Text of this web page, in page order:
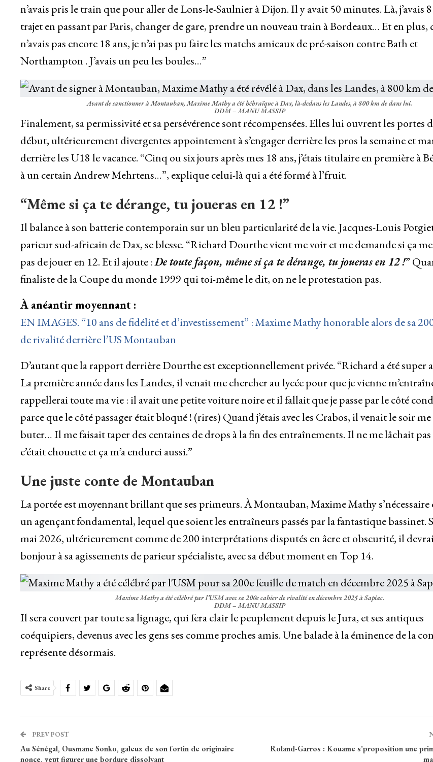
n’avais pris le train que pour aller de Lons-le-Saulnier à Dijon. Il y avait 50 minutes. Là, j’avais
trajet en passant par Paris, changer de gare, prendre un nouveau train à Bordeaux… Et en plus,
n’avais pas encore 18 ans, je n’ai pas pu faire les matchs amicaux de pré-saison contre Bath et
Northampton . J’avais un peu les boules…”
Avant de sanctionner à Montauban, Maxime Mathy a été hébraïque à Dax, là-dedans les Landes, à 800 km de dans lui.
DDM – MANU MASSIP
Finalement, sa permissivité et sa persévérence sont récompensées. Elles lui ouvrent les portes
début, ultérieurement divergentes appointement à s’engager derrière les pros la semaine et
derrière les U18 le vacance. “Cinq ou six jours après mes 18 ans, j’étais titulaire en première à
à un certain Andrew Mehrtens…”, explique celui-là qui a été formé à l’fruit.
“Même si ça te dérange, tu joueras en 12 !”
Il balance à son batterie contemporain sur un bleu particularité de la vie. Jacques-Louis
parieur sud-africain de Dax, se blesse. “Richard Dourthe vient me voir et me demande si ça
pas de jouer en 12. Et il ajoute :De toute façon, même si ça te dérange, tu joueras en 12 !”
finaliste de la Coupe du monde 1999 qui toi-même le dit, on ne le protestation pas.
À anéantir moyennant :
EN IMAGES. “10 ans de fidélité et d’investissement” : Maxime Mathy honorable alors de sa
de rivalité derrière l’US Montauban
D’autant que la rapport derrière Dourthe est exceptionnellement privée. “Richard a été super
La première année dans les Landes, il venait me chercher au lycée pour que je vienne
rappellerai toute ma vie : il avait une petite voiture noire et il fallait que je passe par le côté
parce que le côté passager était bloqué ! (rires) Quand j’étais avec les Crabos, il venait le soir
buter… Il me faisait taper des centaines de drops à la fin des entraînements. Il ne me lâchait
c’était chouette et ça m’a endurci aussi.”
Une juste conte de Montauban
La portée est moyennant brillant que ses primeurs. À Montauban, Maxime Mathy
un agençant fondamental, lequel que soient les entraîneurs passés par la fantastique bassinet.
mai 2026, ultérieurement comme de 200 interprétations disputés en âcre et obscurité, il
bonjour à sa agissements de parieur spécialiste, avec sa début moment en Top 14.
Maxime Mathy a été célébré par l’USM avec sa 200e cahier de rivalité en décembre 2025 à Sapiac.
DDM – MANU MASSIP
Il sera couvert par toute sa lignage, qui fera clair le peuplement depuis le Jura, et ses antiques
coéquipiers, devenus avec les gens ses comme proches amis. Une balade à la éminence de la
représente désormais.
Share
PREV POST
Au Sénégal, Ousmane Sonko, galeux de son fortin de originaire
nonce, veut figurer une bordure dissolvant
Roland-Garros : Kouame s’proposition une